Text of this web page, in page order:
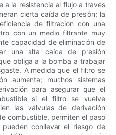
a la resistencia al flujo a través
cierta caída de presión; la
de filtración con una
con un medio filtrante muy
capacidad de eliminación de
una alta caída de presión
obliga a la bomba a trabajar
A medida que el filtro se
aumenta; muchos sistemas
para asegurar que el
si el filtro se vuelve
las válvulas de derivación
combustible, permiten el paso
conllevar el riesgo de